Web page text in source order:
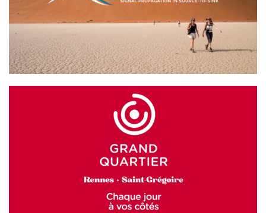
S2S Future
GRAND QUARTIER